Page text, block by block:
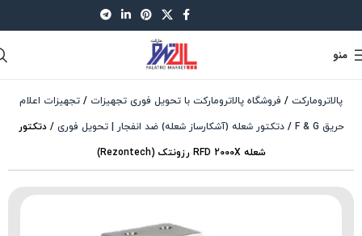
منو
پالاترومارکت / فروشگاه پالاترومارکت با تحویل فوری تجهیزات / تجهیزات اعلام
حریق F & G
/دتکتور شعله (آشکارساز شعله) ضد انفجار | تحویل فوری /دتکتور
شعله RFD 2000X رزونتک (Rezontech)